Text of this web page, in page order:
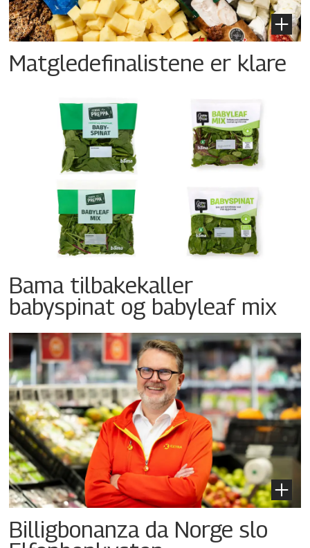
Matgledefinalistene er klare
Bama tilbakekaller
babyspinat og babyleaf mix
Billigbonanza da Norge slo